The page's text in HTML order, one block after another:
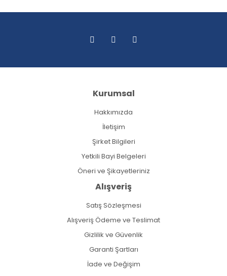
Kurumsal
Hakkımızda
İletişim
Şirket Bilgileri
Yetkili Bayi Belgeleri
Öneri ve Şikayetleriniz
Alışveriş
Satış Sözleşmesi
Alışveriş Ödeme ve Teslimat
Gizlilik ve Güvenlik
Garanti Şartları
İade ve Değişim